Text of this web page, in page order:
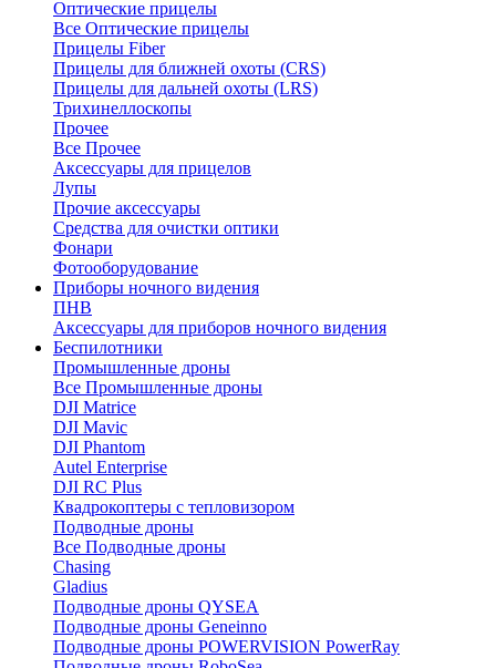
Оптические прицелы
Все Оптические прицелы
Прицелы Fiber
Прицелы для ближней охоты (CRS)
Прицелы для дальней охоты (LRS)
Трихинеллоскопы
Прочее
Все Прочее
Аксессуары для прицелов
Лупы
Прочие аксессуары
Средства для очистки оптики
Фонари
Фотооборудование
Приборы ночного видения
ПНВ
Аксессуары для приборов ночного видения
Беспилотники
Промышленные дроны
Все Промышленные дроны
DJI Matrice
DJI Mavic
DJI Phantom
Autel Enterprise
DJI RC Plus
Квадрокоптеры с тепловизором
Подводные дроны
Все Подводные дроны
Chasing
Gladius
Подводные дроны QYSEA
Подводные дроны Geneinno
Подводные дроны POWERVISION PowerRay